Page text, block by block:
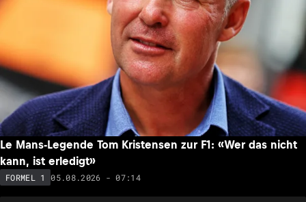
Le Mans-Legende Tom Kristensen zur F1: «Wer das nicht
kann, ist erledigt»
FORMEL 1 05.08.2026 - 07:14